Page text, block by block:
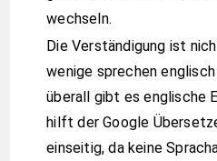
wechseln.
Die Verständigung ist
wenige sprechen
überall gibt es englische
hilft der Google
einseitig, da keine